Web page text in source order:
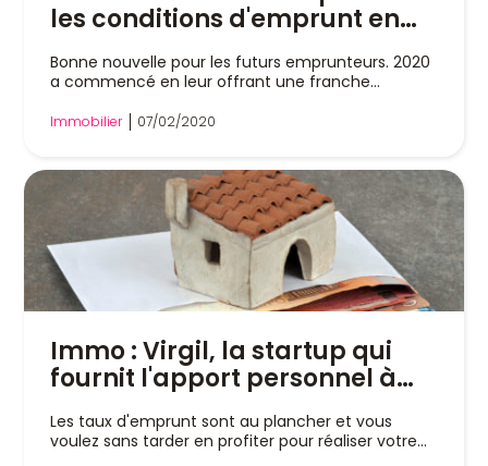
les conditions d'emprunt en
Bonne nouvelle pour les futurs emprunteurs. 2020
a commencé en leur offrant une franche
Immobilier 07/02/2020
Immo : Virgil, la startup qui
fournit l'apport personnel à
votre place
Les taux d'emprunt sont au plancher et vous
voulez sans tarder en profiter pour réaliser votre...